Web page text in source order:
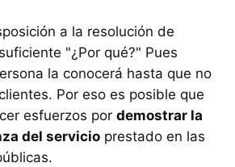
a la resolución de
"¿Por qué?" Pues
la conocerá hasta que no
Por eso es posible que
esfuerzos por demostrar la
del servicio prestado en las